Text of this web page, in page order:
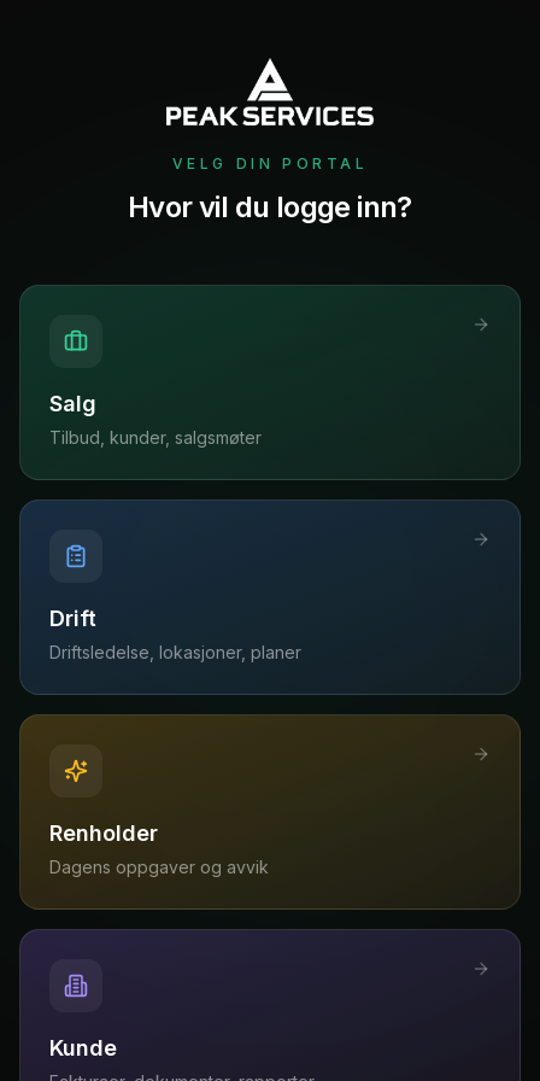
VELG DIN PORTAL
Hvor vil du logge inn?
Salg
Tilbud, kunder, salgsmøter
Drift
Driftsledelse, lokasjoner, planer
Renholder
Dagens oppgaver og avvik
Kunde